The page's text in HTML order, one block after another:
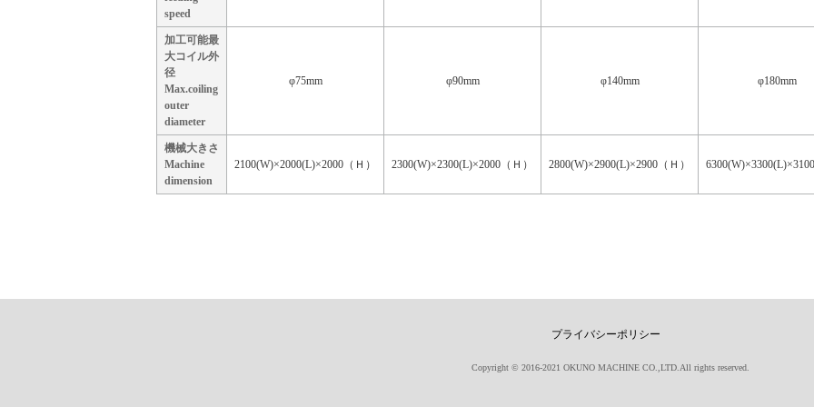
speed
加工可能最
大コイル外
径
Max.coiling
outer
diameter
φ75mm φ90mm φ140mm φ180mm
機械大きさ
Machine
dimension
2100(W)×2000(L)×2000（Ｈ） 2300(W)×2300(L)×2000（Ｈ） 2800(W)×2900(L)×2900（Ｈ） 6300(W)×3300(L)×3100
プライバシーポリシー
Copyright © 2016-2021 OKUNO MACHINE CO.,LTD.All rights reserved.